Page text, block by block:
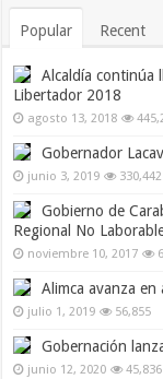
Popular Recent
Alcaldía continúa
Libertador 2018
agosto 13, 2018
Gobernador
junio 3, 2019 330,442
Gobierno de
Regional No
noviembre 10, 2017
Alimca avanza en
julio 1, 2019 56,855
Gobernación
junio 12, 2020 45,836